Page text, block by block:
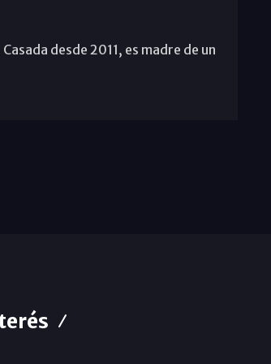
desde 2011, es madre de un